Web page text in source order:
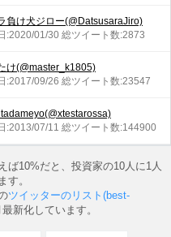
負け犬ジロー(@DatsusaraJiro)
:2020/01/30 総ツイート数:2873
け(@master_k1805)
:2017/09/26 総ツイート数:23547
:2013/07/11 総ツイート数:144900
10%だと、投資家の10人に1人
す。
ツイッターのリスト(best-
新化しています。